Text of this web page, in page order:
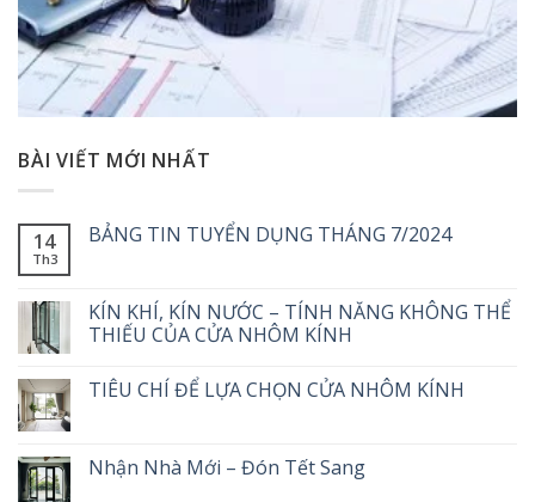
BÀI VIẾT MỚI NHẤT
14
Th3
BẢNG TIN TUYỂN DỤNG THÁNG 7/2024
KÍN KHÍ, KÍN NƯỚC – TÍNH NĂNG KHÔNG THỂ
THIẾU CỦA CỬA NHÔM KÍNH
TIÊU CHÍ ĐỂ LỰA CHỌN CỬA NHÔM KÍNH
Nhận Nhà Mới – Đón Tết Sang